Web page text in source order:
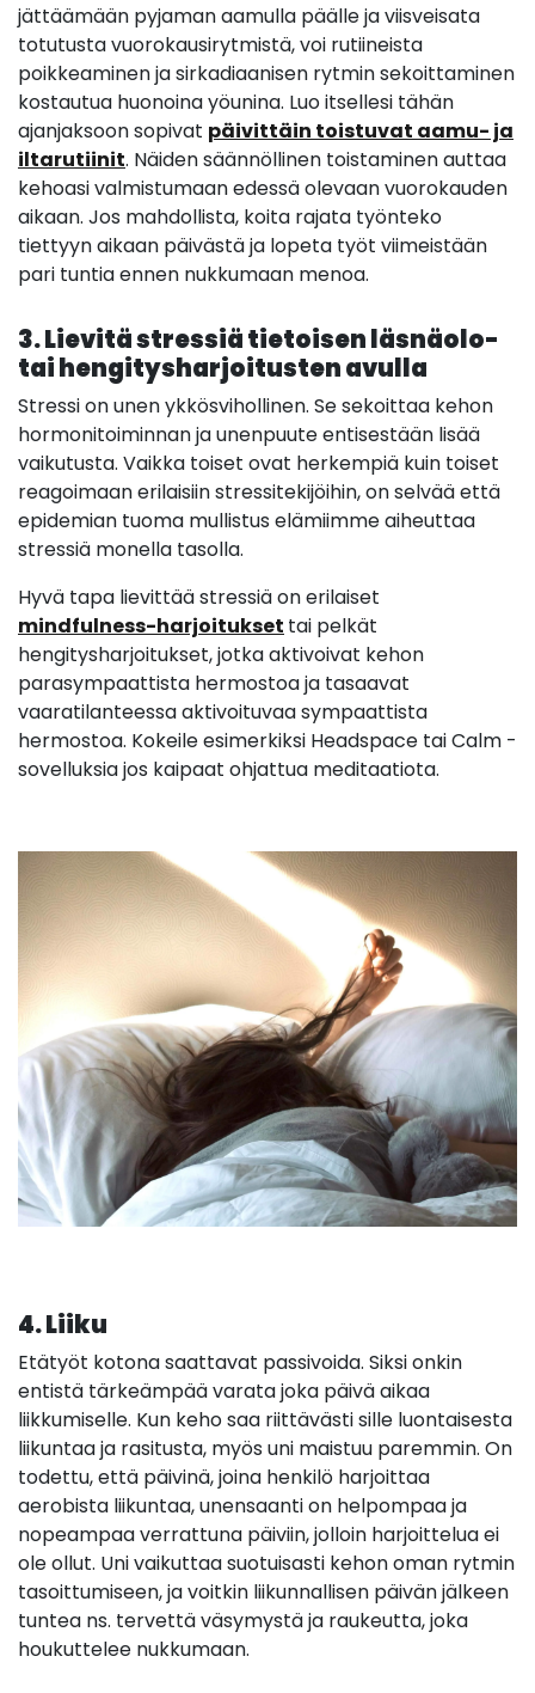
jättäämään pyjaman aamulla päälle ja viisveisata
totutusta vuorokausirytmistä, voi rutiineista
poikkeaminen ja sirkadiaanisen rytmin sekoittaminen
kostautua huonoina yöunina. Luo itsellesi tähän
ajanjaksoon sopivat päivittäin toistuvat aamu- ja
iltarutiinit. Näiden säännöllinen toistaminen auttaa
kehoasi valmistumaan edessä olevaan vuorokauden
aikaan. Jos mahdollista, koita rajata työnteko
tiettyyn aikaan päivästä ja lopeta työt viimeistään
pari tuntia ennen nukkumaan menoa.
3. Lievitä stressiä tietoisen läsnäolo-
tai hengitysharjoitusten avulla
Stressi on unen ykkösvihollinen. Se sekoittaa kehon
hormonitoiminnan ja unenpuute entisestään lisää
vaikutusta. Vaikka toiset ovat herkempiä kuin toiset
reagoimaan erilaisiin stressitekijöihin, on selvää että
epidemian tuoma mullistus elämiimme aiheuttaa
stressiä monella tasolla.
Hyvä tapa lievittää stressiä on erilaiset
mindfulness-harjoitukset tai pelkät
hengitysharjoitukset, jotka aktivoivat kehon
parasympaattista hermostoa ja tasaavat
vaaratilanteessa aktivoituvaa sympaattista
hermostoa. Kokeile esimerkiksi Headspace tai Calm -
sovelluksia jos kaipaat ohjattua meditaatiota.
4. Liiku
Etätyöt kotona saattavat passivoida. Siksi onkin
entistä tärkeämpää varata joka päivä aikaa
liikkumiselle. Kun keho saa riittävästi sille luontaisesta
liikuntaa ja rasitusta, myös uni maistuu paremmin. On
todettu, että päivinä, joina henkilö harjoittaa
aerobista liikuntaa, unensaanti on helpompaa ja
nopeampaa verrattuna päiviin, jolloin harjoittelua ei
ole ollut. Uni vaikuttaa suotuisasti kehon oman rytmin
tasoittumiseen, ja voitkin liikunnallisen päivän jälkeen
tuntea ns. tervettä väsymystä ja raukeutta, joka
houkuttelee nukkumaan.